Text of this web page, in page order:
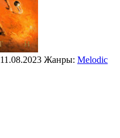
11.08.2023 Жанры: Melodic